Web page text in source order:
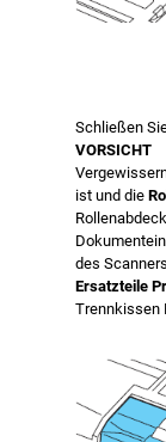
Schließen
VORSICHT
ist und die
des
Ersatzteile
Trennkissen